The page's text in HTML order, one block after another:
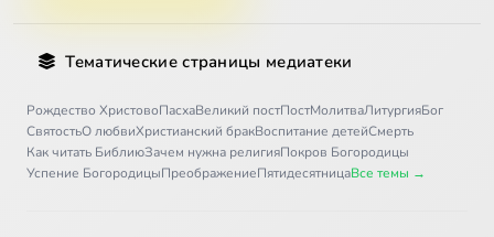
Тематические страницы медиатеки
Рождество ХристовоПасхаВеликий постПостМолитваЛитургияБог
СвятостьО любвиХристианский бракВоспитание детейСмерть
Как читать БиблиюЗачем нужна религияПокров Богородицы
Успение БогородицыПреображениеПятидесятницаВсе темы →